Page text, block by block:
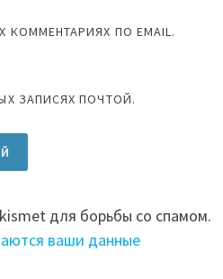
ПО EMAIL.
ЗАПИСЯХ ПОЧТОЙ.
для борьбы со спамом.
ваши данные